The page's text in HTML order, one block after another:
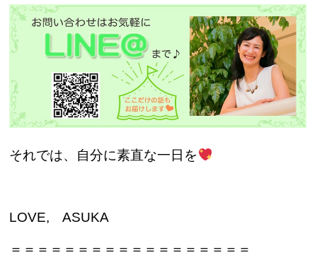
それでは、自分に素直な一日を
LOVE, ASUKA
＝＝＝＝＝＝＝＝＝＝＝＝＝＝＝＝＝＝